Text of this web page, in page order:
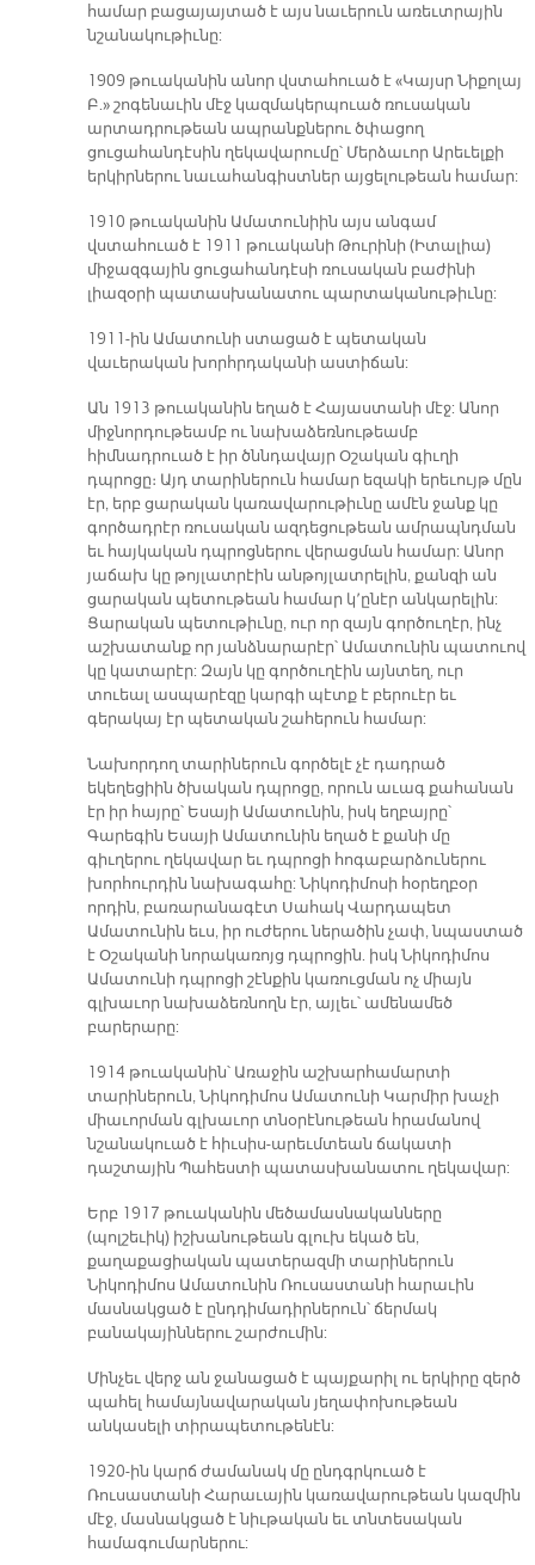
համար բացայայտած է այս նաւերուն առեւտրային
նշանակութիւնը:
1909 թուականին անոր վստահուած է «Կայսր Նիքոլայ
Բ.» շոգենաւին մէջ կազմակերպուած ռուսական
արտադրութեան ապրանքներու ծփացող
ցուցահանդէսին ղեկավարումը՝ Մերձաւոր Արեւելքի
երկիրներու նաւահանգիստներ այցելութեան համար:
1910 թուականին Ամատունիին այս անգամ
վստահուած է 1911 թուականի Թուրինի (Իտալիա)
միջազգային ցուցահանդէսի ռուսական բաժինի
լիազօրի պատասխանատու պարտականութիւնը:
1911-ին Ամատունի ստացած է պետական
վաւերական խորհրդականի աստիճան:
Ան 1913 թուականին եղած է Հայաստանի մէջ: Անոր
միջնորդութեամբ ու նախաձեռնութեամբ
հիմնադրուած է իր ծննդավայր Օշական գիւղի
դպրոցը։ Այդ տարիներուն համար եզակի երեւույթ մըն
էր, երբ ցարական կառավարութիւնը ամէն ջանք կը
գործադրէր ռուսական ազդեցութեան ամրապնդման
եւ հայկական դպրոցներու վերացման համար: Անոր
յաճախ կը թոյլատրէին անթոյլատրելին, քանզի ան
ցարական պետութեան համար կ՚ընէր անկարելին:
Ցարական պետութիւնը, ուր որ զայն գործուղէր, ինչ
աշխատանք որ յանձնարարէր՝ Ամատունին պատուով
կը կատարէր: Զայն կը գործուղէին այնտեղ, ուր
տուեալ ասպարէզը կարգի պէտք է բերուէր եւ
գերակայ էր պետական շահերուն համար:
Նախորդող տարիներուն գործելէ չէ դադրած
եկեղեցիին ծխական դպրոցը, որուն աւագ քահանան
էր իր հայրը՝ Եսայի Ամատունին, իսկ եղբայրը՝
Գարեգին Եսայի Ամատունին եղած է քանի մը
գիւղերու ղեկավար եւ դպրոցի հոգաբարձուներու
խորհուրդին նախագահը: Նիկոդիմոսի հօրեղբօր
որդին, բառարանագէտ Սահակ Վարդապետ
Ամատունին եւս, իր ուժերու ներածին չափ, նպաստած
է Օշականի նորակառոյց դպրոցին. իսկ Նիկոդիմոս
Ամատունի դպրոցի շէնքին կառուցման ոչ միայն
գլխաւոր նախաձեռնողն էր, այլեւ՝ ամենամեծ
բարերարը:
1914 թուականին՝ Առաջին աշխարհամարտի
տարիներուն, Նիկոդիմոս Ամատունի Կարմիր խաչի
միաւորման գլխաւոր տնօրէնութեան հրամանով
նշանակուած է հիւսիս-արեւմտեան ճակատի
դաշտային Պահեստի պատասխանատու ղեկավար:
Երբ 1917 թուականին մեծամասնականները
(պոլշեւիկ) իշխանութեան գլուխ եկած են,
քաղաքացիական պատերազմի տարիներուն
Նիկոդիմոս Ամատունին Ռուսաստանի հարաւին
մասնակցած է ընդդիմադիրներուն՝ ճերմակ
բանակայիններու շարժումին:
Մինչեւ վերջ ան ջանացած է պայքարիլ ու երկիրը զերծ
պահել համայնավարական յեղափոխութեան
անկասելի տիրապետութենէն:
1920-ին կարճ ժամանակ մը ընդգրկուած է
Ռուսաստանի Հարաւային կառավարութեան կազմին
մէջ, մասնակցած է նիւթական եւ տնտեսական
համագումարներու: